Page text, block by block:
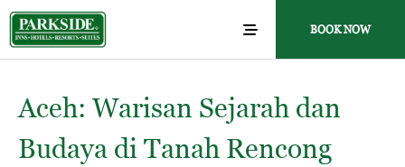
BOOK NOW
Aceh: Warisan Sejarah dan
Budaya di Tanah Rencong